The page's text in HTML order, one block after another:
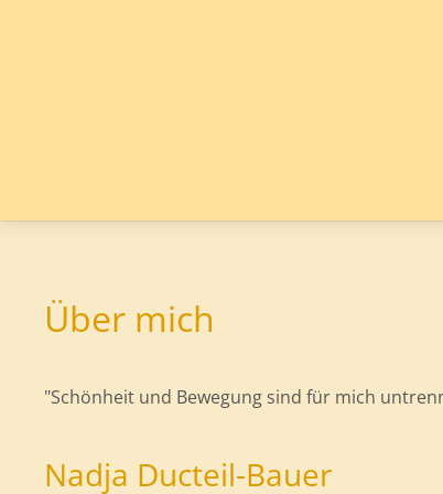
Über mich
"Schönheit und Bewegung sind für mich
Nadja Ducteil-Bauer